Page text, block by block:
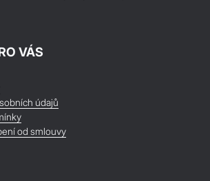
VÁS
údajů
od smlouvy